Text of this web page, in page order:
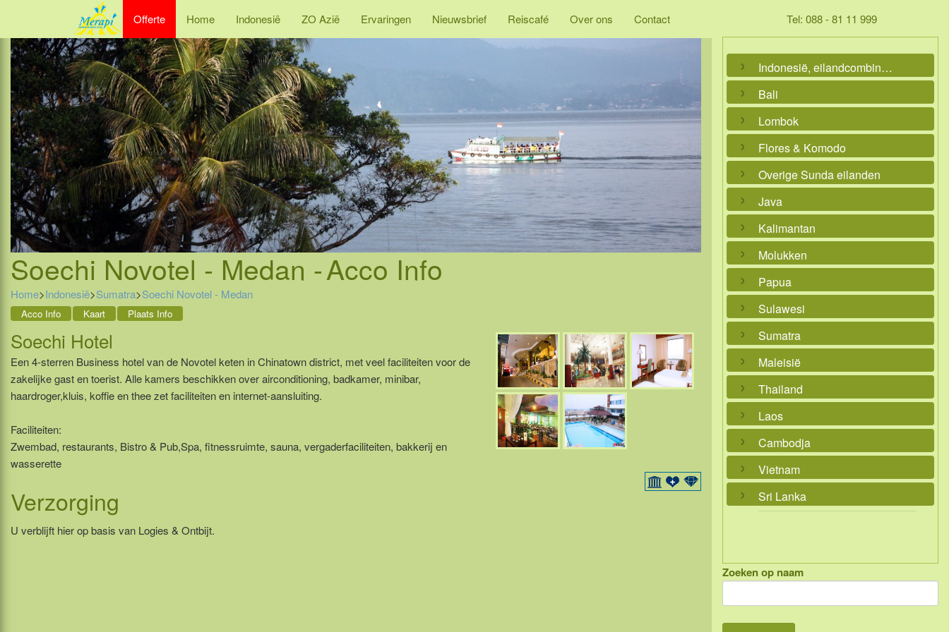
Offerte Home Indonesië ZO Azië Ervaringen Nieuwsbrief Reiscafé Over ons Contact Tel: 088 - 81 11 999
Soechi Novotel - Medan -Acco Info
Home>Indonesië>Sumatra>Soechi Novotel - Medan
Acco Info Kaart Plaats Info
Soechi Hotel
Een 4-sterren Business hotel van de Novotel keten in Chinatown district, met veel faciliteiten voor de
zakelijke gast en toerist. Alle kamers beschikken over airconditioning, badkamer, minibar,
haardroger,kluis, koffie en thee zet faciliteiten en internet-aansluiting.
Faciliteiten:
Zwembad, restaurants, Bistro & Pub,Spa, fitnessruimte, sauna, vergaderfaciliteiten, bakkerij en
wasserette
Verzorging
U verblijft hier op basis van Logies & Ontbijt.
Indonesië, eilandcombinaties
Bali
Lombok
Flores & Komodo
Overige Sunda eilanden
Java
Kalimantan
Molukken
Papua
Sulawesi
Sumatra
Maleisië
Thailand
Laos
Cambodja
Vietnam
Sri Lanka
Zoeken op naam